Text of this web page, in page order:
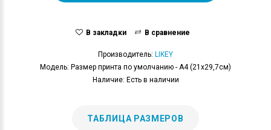
В закладки В сравнение
Производитель: LIKEY
Модель: Размер принта по умолчанию - А4 (21x29,7см)
Наличие: Есть в наличии
ТАБЛИЦА РАЗМЕРОВ